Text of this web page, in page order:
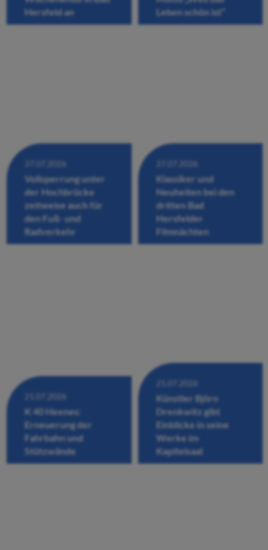
Hersfeld an
Leben schön ist“
27.07.2026
Vollsperrung unter
der Hochbrücke
zeitweise auch für
den Fuß- und
Radverkehr
27.07.2026
Klassiker und
Neuheiten bei den
dritten Bad
Hersfelder
Filmnächten
21.07.2026
K 40 Heenes:
Erneuerung der
Fahrbahn und
Stützwände
21.07.2026
Künstler Björn
Drenkwitz gibt
Einblicke in seine
Werke im
Kapitelsaal